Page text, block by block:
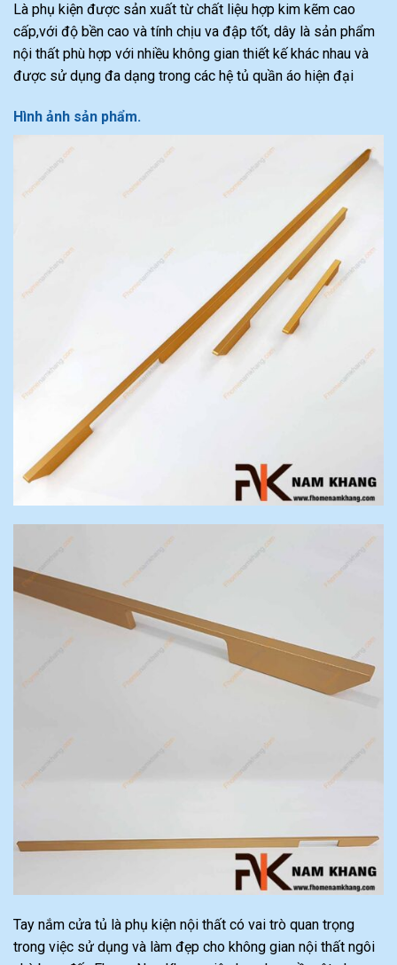
Là phụ kiện được sản xuất từ chất liệu hợp kim kẽm cao
cấp,với độ bền cao và tính chịu va đập tốt, dây là sản phẩm
nội thất phù hợp với nhiều không gian thiết kế khác nhau và
được sử dụng đa dạng trong các hệ tủ quần áo hiện đại
Hình ảnh sản phẩm.
Tay nắm cửa tủ là phụ kiện nội thất có vai trò quan trọng
trong việc sử dụng và làm đẹp cho không gian nội thất ngôi